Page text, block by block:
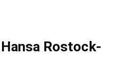
Rostock-